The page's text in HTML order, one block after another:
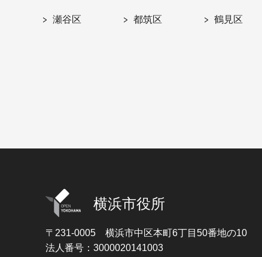
瀬谷区 都筑区 鶴見区
横浜市役所
〒231-0005 横浜市中区本町6丁目50番地の10
法人番号：3000020141003